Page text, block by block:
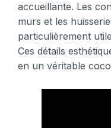
accueillante. Les
murs et les
particulièrement
Ces détails
en un véritable